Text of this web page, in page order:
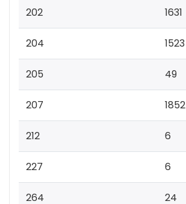
202 1631
204 1523
205 49
207 1852
212 6
227 6
264 24